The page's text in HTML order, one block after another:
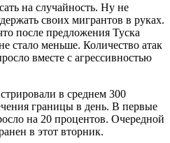
на случайность. Ну не
своих мигрантов в руках.
после предложения Туска
стало меньше. Количество атак
вместе с агрессивностью
в среднем 300
границы в день. В первые
на 20 процентов. Очередной
в этот вторник.